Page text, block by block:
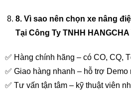
8. Vì sao nên chọn xe nâng
Tại Công Ty TNHH HANGCHA
✅ Hàng chính hãng – có CO, CQ,
✅ Giao hàng nhanh – hỗ trợ Demo
✅ Tư vấn tận tâm – kỹ thuật viên